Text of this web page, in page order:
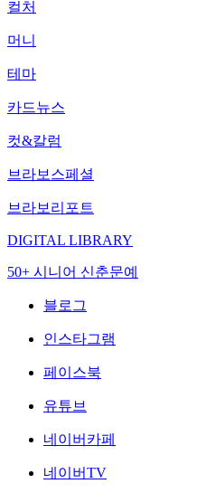
컬처
머니
테마
카드뉴스
컷&칼럼
브라보스페셜
브라보리포트
DIGITAL LIBRARY
50+ 시니어 신춘문예
블로그
인스타그램
페이스북
유튜브
네이버카페
네이버TV